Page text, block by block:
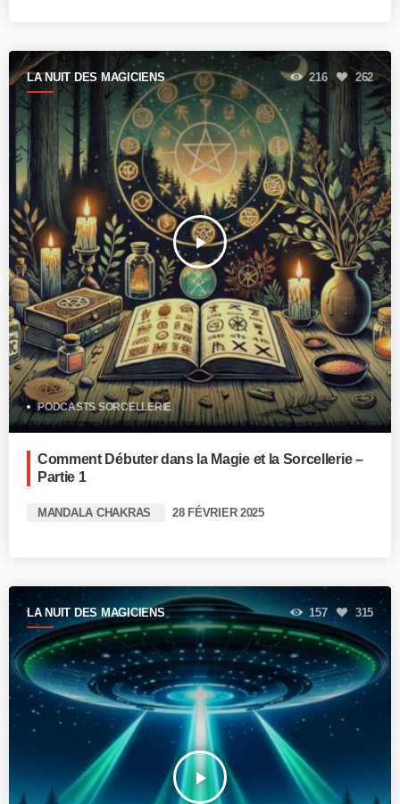
LA NUIT DES MAGICIENS
play_arrow
216 262
PODCASTS SORCELLERIE
Comment Débuter dans la Magie et la Sorcellerie –
Partie 1
MANDALA CHAKRAS 28 FÉVRIER 2025
LA NUIT DES MAGICIENS
play_arrow
157 315